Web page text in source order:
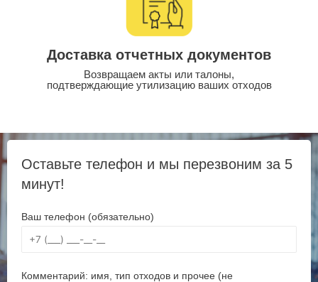
Доставка отчетных документов
Возвращаем акты или талоны,
подтверждающие утилизацию ваших отходов
Оставьте телефон и мы перезвоним за 5
минут!
Ваш телефон (обязательно)
Комментарий: имя, тип отходов и прочее (не